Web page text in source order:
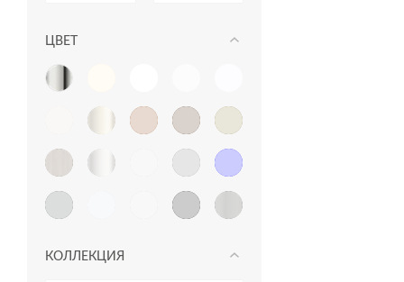
раковины с пьедесталом
сиденья для унитазов
сифоны для ванн
ЦВЕТ
КОЛЛЕКЦИЯ